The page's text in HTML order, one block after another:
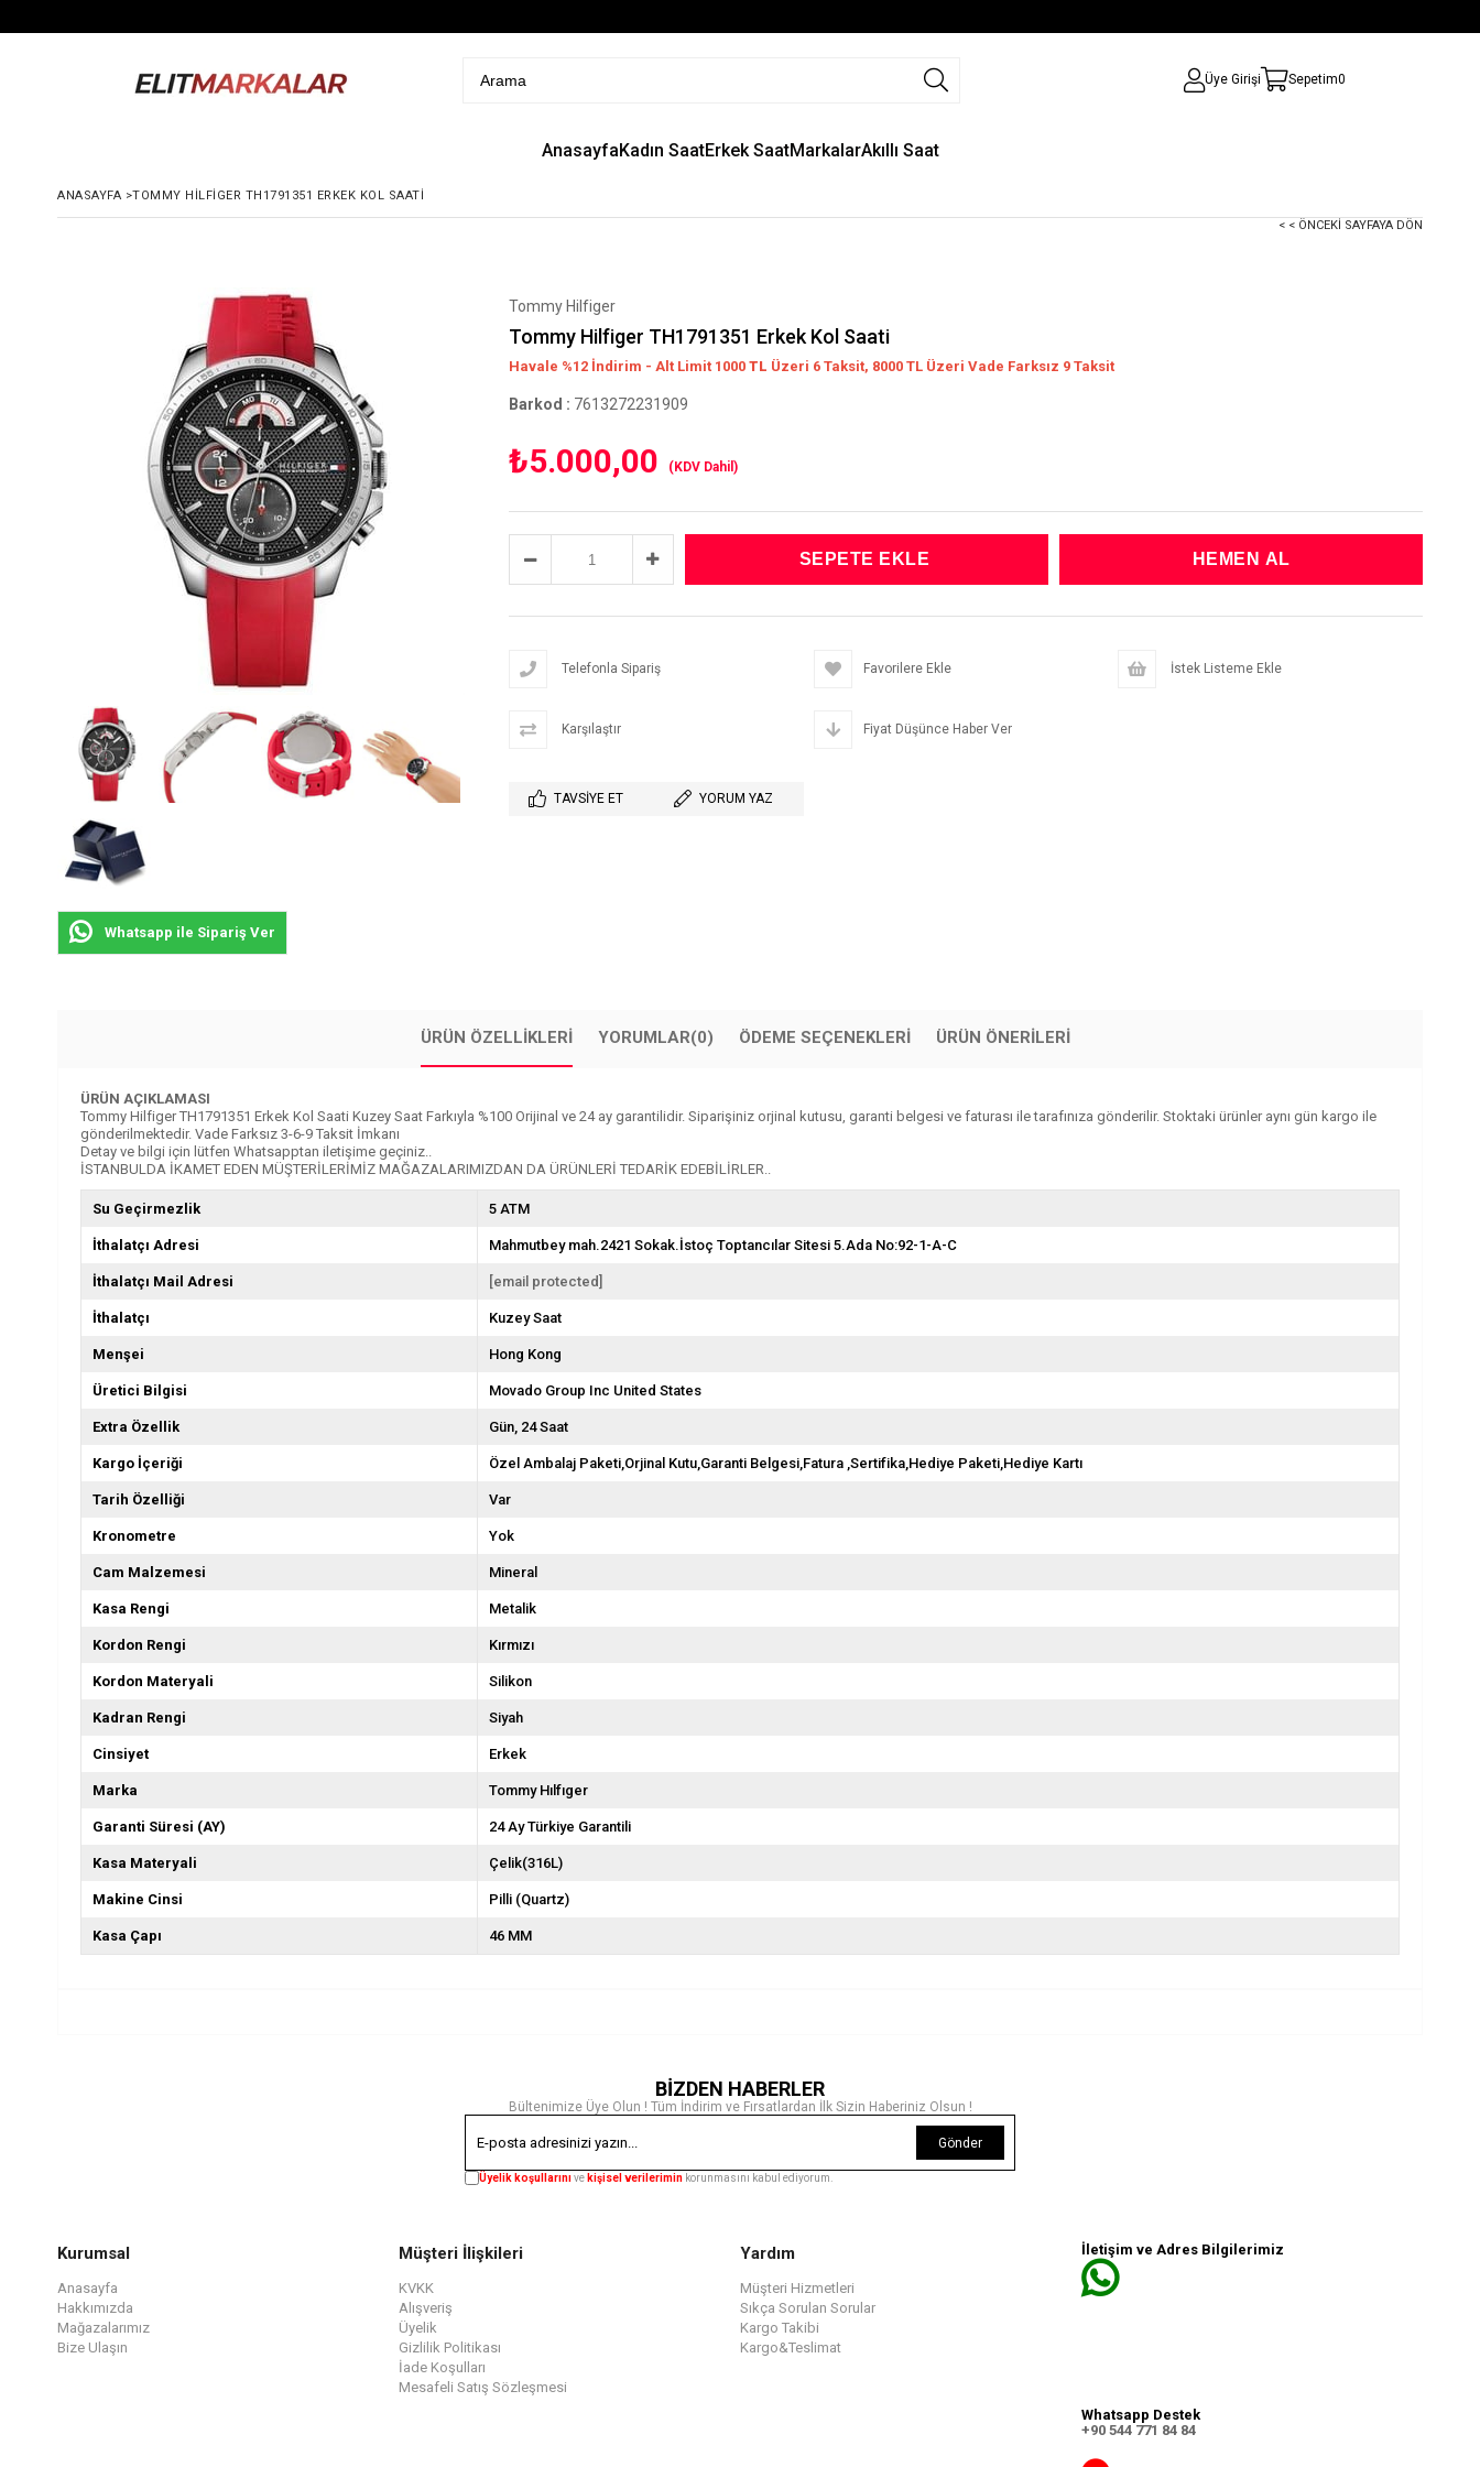
Üye Girişi Sepetim0
AnasayfaKadın SaatErkek SaatMarkalarAkıllı Saat
ANASAYFA >TOMMY HILFIGER TH1791351 ERKEK KOL SAATI
< < ÖNCEKI SAYFAYA DÖN
Whatsapp ile Sipariş Ver
Tommy Hilfiger
Tommy Hilfiger TH1791351 Erkek Kol Saati
Havale %12 İndirim - Alt Limit 1000 TL Üzeri 6 Taksit, 8000 TL Üzeri Vade Farksız 9 Taksit
Barkod : 7613272231909
₺5.000,00 (KDV Dahil)
Telefonla Sipariş Favorilere Ekle İstek Listeme Ekle
Karşılaştır Fiyat Düşünce Haber Ver
TAVSIYE ET YORUM YAZ
ÜRÜN ÖZELLIKLERI YORUMLAR(0) ÖDEME SEÇENEKLERI ÜRÜN ÖNERILERI
ÜRÜN AÇIKLAMASI
Tommy Hilfiger TH1791351 Erkek Kol Saati Kuzey Saat Farkıyla %100 Orijinal ve 24 ay garantilidir. Siparişiniz orjinal kutusu, garanti belgesi ve faturası ile tarafınıza gönderilir. Stoktaki ürünler aynı gün kargo ile
gönderilmektedir. Vade Farksız 3-6-9 Taksit İmkanı
Detay ve bilgi için lütfen Whatsapptan iletişime geçiniz..
İSTANBULDA İKAMET EDEN MÜŞTERİLERİMİZ MAĞAZALARIMIZDAN DA ÜRÜNLERİ TEDARİK EDEBİLİRLER..
Su Geçirmezlik 5 ATM
İthalatçı Adresi Mahmutbey mah.2421 Sokak.İstoç Toptancılar Sitesi 5.Ada No:92-1-A-C
İthalatçı Mail Adresi [email protected]
İthalatçı Kuzey Saat
Menşei Hong Kong
Üretici Bilgisi Movado Group Inc United States
Extra Özellik Gün 24 Saat
Kargo İçeriği Özel Ambalaj Paketi,Orjinal Kutu,Garanti Belgesi,Fatura ,Sertifika,Hediye Paketi,Hediye Kartı
Tarih Özelliği Var
Kronometre Yok
Cam Malzemesi Mineral
Kasa Rengi Metalik
Kordon Rengi Kırmızı
Kordon Materyali Silikon
Kadran Rengi Siyah
Cinsiyet Erkek
Marka Tommy Hılfıger
Garanti Süresi (AY) 24 Ay Türkiye Garantili
Kasa Materyali Çelik(316L)
Makine Cinsi Pilli (Quartz)
Kasa Çapı 46 MM
BİZDEN HABERLER
Bültenimize Üye Olun ! Tüm İndirim ve Fırsatlardan İlk Sizin Haberiniz Olsun !
Gönder
Üyelik koşullarınıve kişisel verilerimin korunmasını kabul ediyorum.
Kurumsal
Anasayfa
Hakkımızda
Mağazalarımız
Bize Ulaşın
Müşteri İlişkileri
KVKK
Alışveriş
Üyelik
Gizlilik Politikası
İade Koşulları
Mesafeli Satış Sözleşmesi
Yardım
Müşteri Hizmetleri
Sıkça Sorulan Sorular
Kargo Takibi
Kargo&Teslimat
İletişim ve Adres Bilgilerimiz
Whatsapp Destek
+90 544 771 84 84